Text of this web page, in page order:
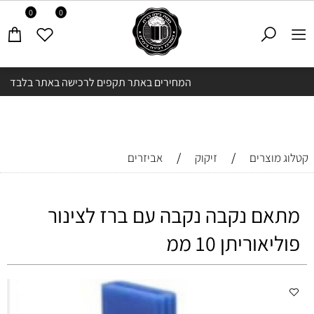
המחירים באתר תקפים לרכישה באתר בלבד
0 0
קטלוג מוצרים / זיקוק / אביזרים
מתאם נקבה נקבה עם ברז לצינור
פוליאוריתן 10 ממ